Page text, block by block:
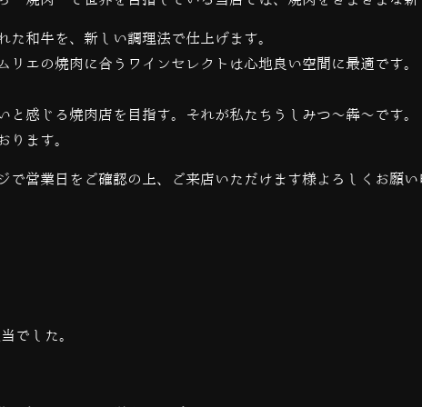
和牛を、新しい調理法で仕上げます。
エの焼肉に合うワインセレクトは心地良い空間に最適です。
と感じる焼肉店を目指す。それが私たちうしみつ～犇～です。
ります。
営業日をご確認の上、ご来店いただけます様よろしくお願い
でした。